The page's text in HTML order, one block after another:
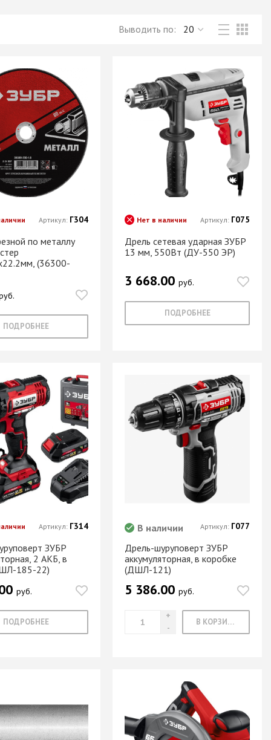
Выводить по:
по металлу
(36300-
ПОДРОБНЕЕ
Артикул: Г304
Дрель сетевая ударная ЗУБР
13 мм, 550Вт (ДУ-550 ЭР)
Нет в наличии
3 668.00руб.
ПОДРОБНЕЕ
Артикул: Г075
ЗУБР
2 АКБ, в
185-22)
руб.
ПОДРОБНЕЕ
Артикул: Г314
Дрель-шуруповерт ЗУБР
аккумуляторная, в коробке
(ДШЛ-121)
В наличии
5 386.00руб.
В КОРЗИНУ
Артикул: Г077